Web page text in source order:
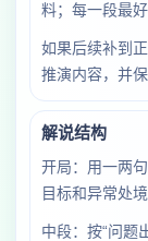
料；每一段最
如果后续补到
推演内容，并
解说结构
开局：用一两
目标和异常处
中段：按“问